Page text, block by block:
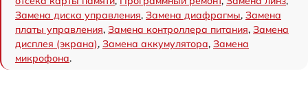
Замена диска управления, Замена диафрагмы, Замена
платы управления, Замена контроллера питания, Замена
дисплея (экрана), Замена аккумулятора, Замена
микрофона.